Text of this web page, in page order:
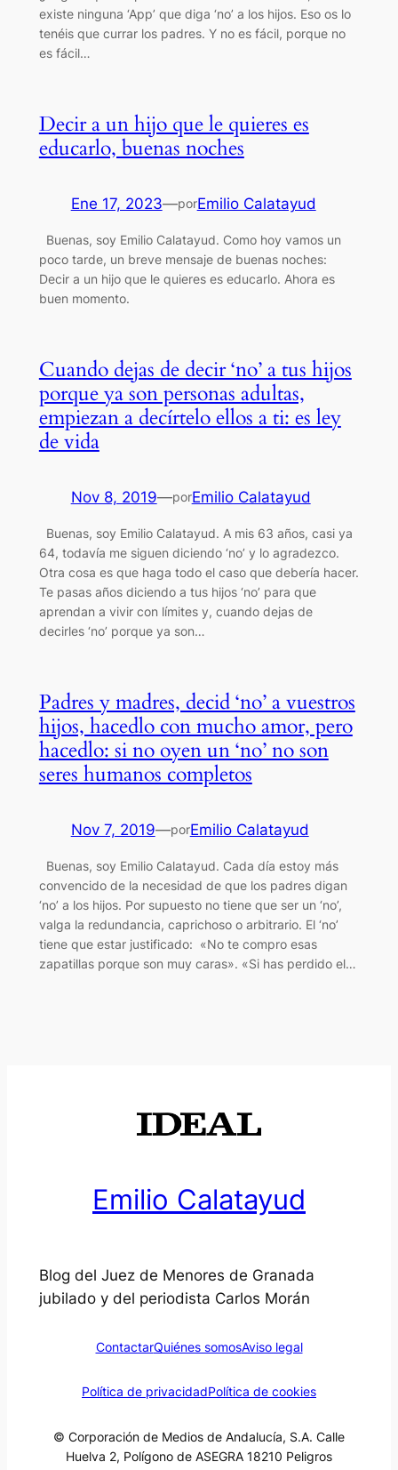
existe ninguna ‘App’ que diga ‘no’ a los hijos. Eso os lo
tenéis que currar los padres. Y no es fácil, porque no
es fácil…
Decir a un hijo que le quieres es
educarlo, buenas noches
Ene 17, 2023—porEmilio Calatayud
Buenas, soy Emilio Calatayud. Como hoy vamos un
poco tarde, un breve mensaje de buenas noches:
Decir a un hijo que le quieres es educarlo. Ahora es
buen momento.
Cuando dejas de decir ‘no’ a tus hijos
porque ya son personas adultas,
empiezan a decírtelo ellos a ti: es ley
de vida
Nov 8, 2019—porEmilio Calatayud
Buenas, soy Emilio Calatayud. A mis 63 años, casi ya
64, todavía me siguen diciendo ‘no’ y lo agradezco.
Otra cosa es que haga todo el caso que debería hacer.
Te pasas años diciendo a tus hijos ‘no’ para que
aprendan a vivir con límites y, cuando dejas de
decirles ‘no’ porque ya son…
Padres y madres, decid ‘no’ a vuestros
hijos, hacedlo con mucho amor, pero
hacedlo: si no oyen un ‘no’ no son
seres humanos completos
Nov 7, 2019—porEmilio Calatayud
Buenas, soy Emilio Calatayud. Cada día estoy más
convencido de la necesidad de que los padres digan
‘no’ a los hijos. Por supuesto no tiene que ser un ‘no’,
valga la redundancia, caprichoso o arbitrario. El ‘no’
tiene que estar justificado: «No te compro esas
zapatillas porque son muy caras». «Si has perdido el…
Emilio Calatayud
Blog del Juez de Menores de Granada
jubilado y del periodista Carlos Morán
ContactarQuiénes somosAviso legal
Política de privacidadPolítica de cookies
© Corporación de Medios de Andalucía, S.A. Calle
Huelva 2, Polígono de ASEGRA 18210 Peligros